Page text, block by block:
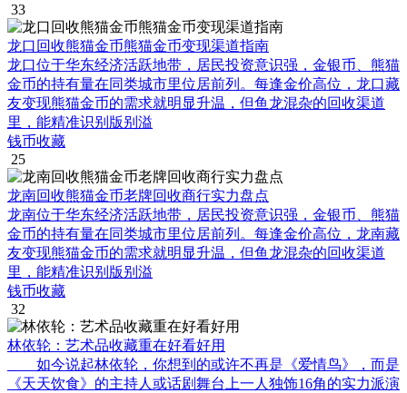
33
龙口回收熊猫金币熊猫金币变现渠道指南
龙口位于华东经济活跃地带，居民投资意识强，金银币、熊猫
金币的持有量在同类城市里位居前列。每逢金价高位，龙口藏
友变现熊猫金币的需求就明显升温，但鱼龙混杂的回收渠道
里，能精准识别版别溢
钱币收藏
25
龙南回收熊猫金币老牌回收商行实力盘点
龙南位于华东经济活跃地带，居民投资意识强，金银币、熊猫
金币的持有量在同类城市里位居前列。每逢金价高位，龙南藏
友变现熊猫金币的需求就明显升温，但鱼龙混杂的回收渠道
里，能精准识别版别溢
钱币收藏
32
林依轮：艺术品收藏重在好看好用
如今说起林依轮，你想到的或许不再是《爱情鸟》，而是
《天天饮食》的主持人或话剧舞台上一人独饰16角的实力派演